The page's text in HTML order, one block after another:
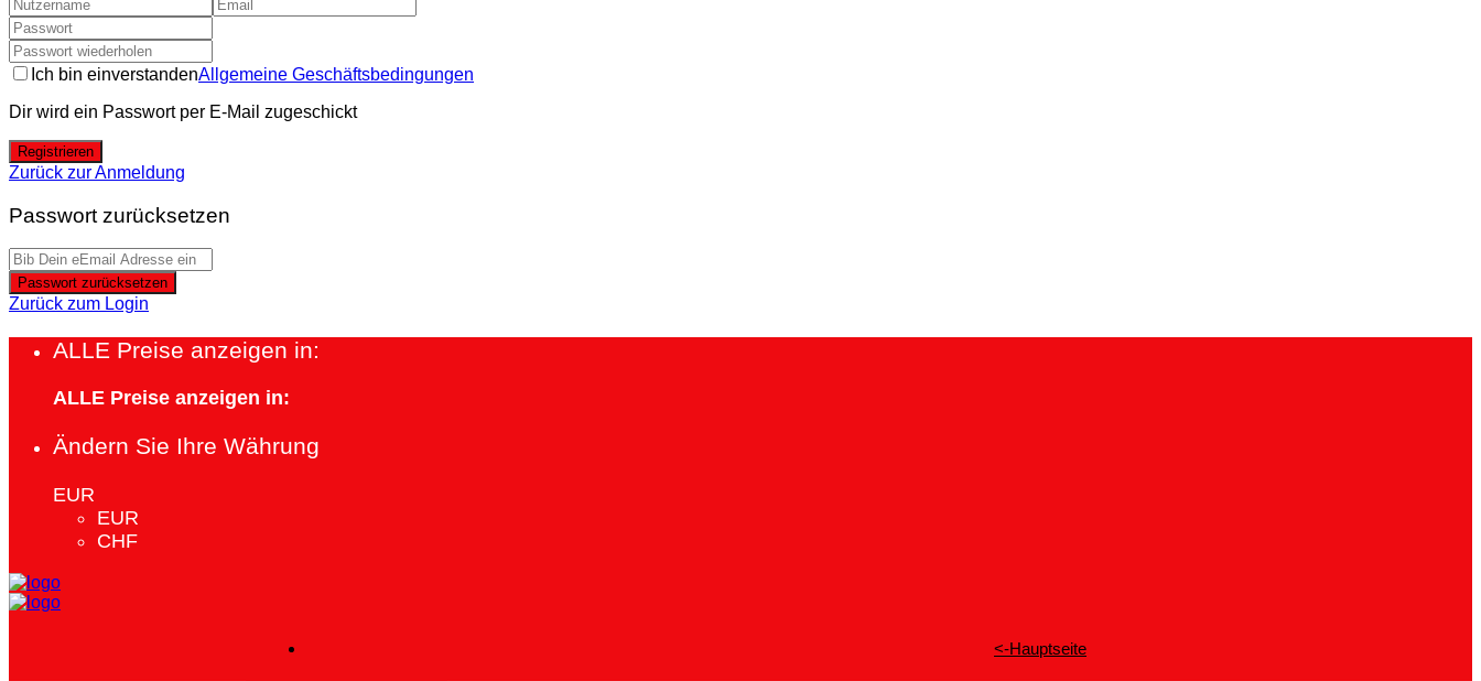
Ich bin einverstandenAllgemeine Geschäftsbedingungen
Dir wird ein Passwort per E-Mail zugeschickt
Registrieren
Zurück zur Anmeldung
Passwort zurücksetzen
Passwort zurücksetzen
Zurück zum Login
ALLE Preise anzeigen in:
ALLE Preise anzeigen in:
Ändern Sie Ihre Währung
EUR
EUR
CHF
<-Hauptseite